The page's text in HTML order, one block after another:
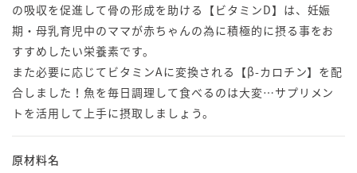
の吸収を促進して骨の形成を助ける【ビタミンD】は、妊娠
期・母乳育児中のママが赤ちゃんの為に積極的に摂る事をお
すすめしたい栄養素です。
また必要に応じてビタミンAに変換される【β-カロチン】を配
合しました！魚を毎日調理して食べるのは大変…サプリメン
トを活用して上手に摂取しましょう。
原材料名